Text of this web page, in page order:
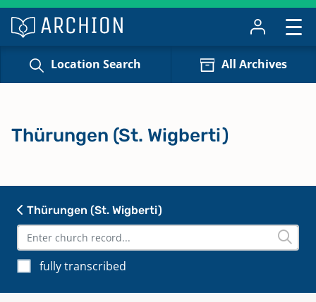
Location Search All Archives
Thürungen (St. Wigberti)
fully transcribed
Thürungen (St. Wigberti)